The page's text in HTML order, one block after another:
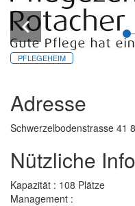
PFLEGEHEIM
Adresse
Schwerzelbodenstrasse 41
Nützliche
Kapazität : 108 Plätze
Management :